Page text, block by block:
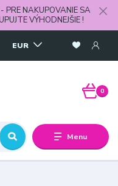
PRE NAKUPOVANIE SA
VÝHODNEJŠIE !
Menu
EUR
0